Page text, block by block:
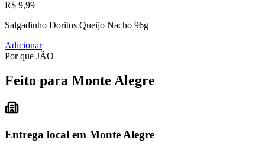
R$ 9,99
Salgadinho Doritos Queijo Nacho 96g
Adicionar
Por que JÃO
Feito para Monte Alegre
Entrega local em Monte Alegre